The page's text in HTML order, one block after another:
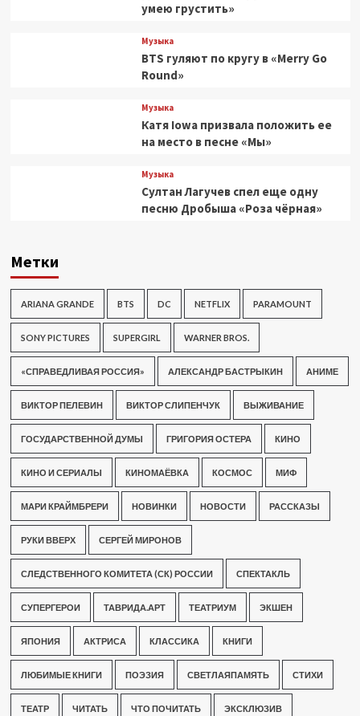
умею грустить»
Музыка
BTS гуляют по кругу в «Merry Go
Round»
Музыка
Катя Iowa призвала положить ее
на место в песне «Мы»
Музыка
Султан Лагучев спел еще одну
песню Дробыша «Роза чёрная»
Метки
ARIANA GRANDE BTS DC NETFLIX PARAMOUNT
SONY PICTURES SUPERGIRL WARNER BROS.
«СПРАВЕДЛИВАЯ РОССИЯ» АЛЕКСАНДР БАСТРЫКИН АНИМЕ
ВИКТОР ПЕЛЕВИН ВИКТОР СЛИПЕНЧУК ВЫЖИВАНИЕ
ГОСУДАРСТВЕННОЙ ДУМЫ ГРИГОРИЯ ОСТЕРА КИНО
КИНО И СЕРИАЛЫ КИНОМАЁВКА КОСМОС МИФ
МАРИ КРАЙМБРЕРИ НОВИНКИ НОВОСТИ РАССКАЗЫ
РУКИ ВВЕРХ СЕРГЕЙ МИРОНОВ
СЛЕДСТВЕННОГО КОМИТЕТА (СК) РОССИИ СПЕКТАКЛЬ
СУПЕРГЕРОИ ТАВРИДА.АРТ ТЕАТРИУМ ЭКШЕН
ЯПОНИЯ АКТРИСА КЛАССИКА КНИГИ
ЛЮБИМЫЕ КНИГИ ПОЭЗИЯ СВЕТЛАЯПАМЯТЬ СТИХИ
ТЕАТР ЧИТАТЬ ЧТО ПОЧИТАТЬ ЭКСКЛЮЗИВ